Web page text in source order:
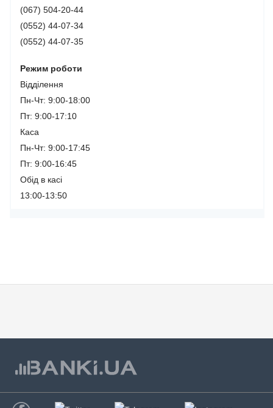
(067) 504-20-44
(0552) 44-07-34
(0552) 44-07-35
Режим роботи
Відділення
Пн-Чт: 9:00-18:00
Пт: 9:00-17:10
Каса
Пн-Чт: 9:00-17:45
Пт: 9:00-16:45
Обід в касі
13:00-13:50